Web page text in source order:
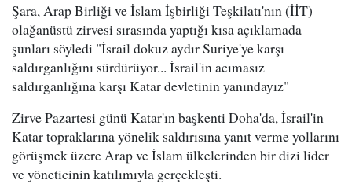
Şara, Arap Birliği ve İslam İşbirliği Teşkilatı'nın (İİT)
olağanüstü zirvesi sırasında yaptığı kısa açıklamada
şunları söyledi "İsrail dokuz aydır Suriye'ye karşı
saldırganlığını sürdürüyor... İsrail'in acımasız
saldırganlığına karşı Katar devletinin yanındayız"
Zirve Pazartesi günü Katar'ın başkenti Doha'da, İsrail'in
Katar topraklarına yönelik saldırısına yanıt verme yollarını
görüşmek üzere Arap ve İslam ülkelerinden bir dizi lider
ve yöneticinin katılımıyla gerçekleşti.